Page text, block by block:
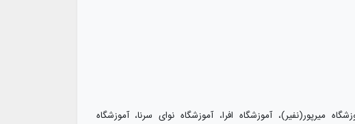
میرپور(نفیر)، آموزشگاه افرا، آموزشگاه نوای سرنا، آموزشگاه